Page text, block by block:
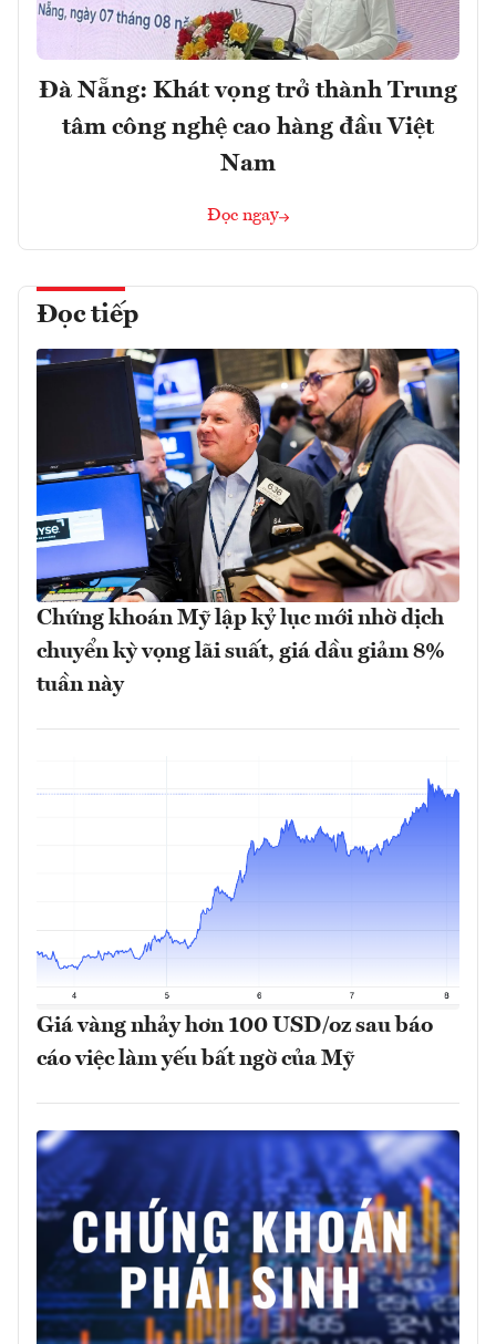
Đà Nẵng: Khát vọng trở thành Trung
tâm công nghệ cao hàng đầu Việt
Nam
Đọc ngay
Đọc tiếp
Chứng khoán Mỹ lập kỷ lục mới nhờ dịch
chuyển kỳ vọng lãi suất, giá dầu giảm 8%
tuần này
Giá vàng nhảy hơn 100 USD/oz sau báo
cáo việc làm yếu bất ngờ của Mỹ